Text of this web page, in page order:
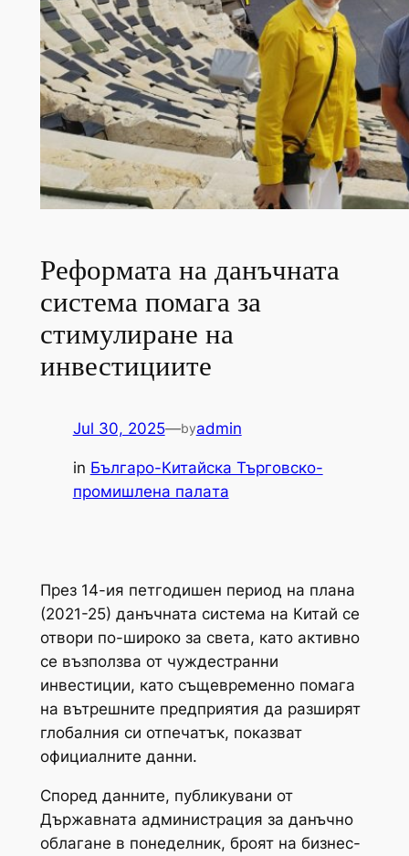
Реформата на данъчната
система помага за
стимулиране на
инвестициите
Jul 30, 2025—byadmin
in Българо-Китайска Търговско-
промишлена палaта
През 14-ия петгодишен период на плана
(2021-25) данъчната система на Китай се
отвори по-широко за света, като активно
се възползва от чуждестранни
инвестиции, като същевременно помага
на вътрешните предприятия да разширят
глобалния си отпечатък, показват
официалните данни.
Според данните, публикувани от
Държавната администрация за данъчно
облагане в понеделник, броят на бизнес-